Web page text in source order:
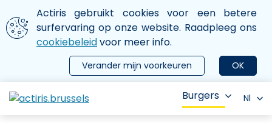
Aller au contenu principal
We gebruiken cookies
Actiris gebruikt cookies voor een betere
surfervaring op onze website. Raadpleeg ons
cookiebeleidvoor meer info.
OK
Verander mijn voorkeuren
le menu
Burgers Nl